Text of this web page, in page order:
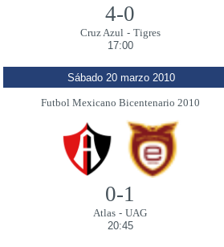
4-0
Cruz Azul - Tigres
17:00
Sábado 20 marzo 2010
Futbol Mexicano Bicentenario 2010
0-1
Atlas -UAG
20:45